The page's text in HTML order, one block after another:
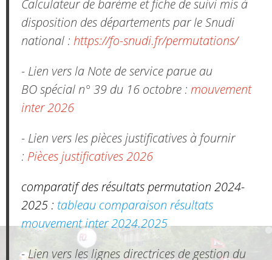
Calculateur de barème et fiche de suivi mis à
disposition des départements par le Snudi
national : https://fo-snudi.fr/permutations/
- Lien vers la Note de service parue au
BO spécial n° 39 du 16 octobre : mouvement
inter 2026
- Lien vers les pièces justificatives à fournir
: Pièces justificatives 2026
comparatif des résultats permutation 2024-
2025 : tableau comparaison résultats
mouvement inter 2024.2025
- Lien vers les lignes directrices de gestion du